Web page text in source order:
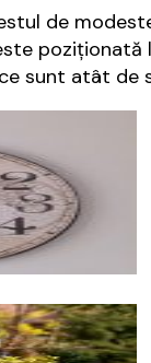
de
sunt atât